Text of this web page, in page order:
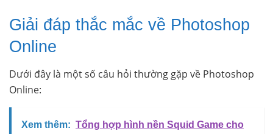
Giải đáp thắc mắc về Photoshop
Online
Dưới đây là một số câu hỏi thường gặp về Photoshop
Online:
Xem thêm: Tổng hợp hình nền Squid Game cho